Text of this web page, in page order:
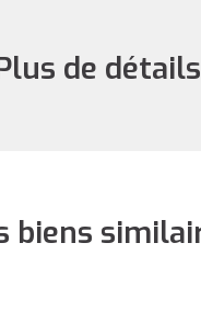
de détails
biens